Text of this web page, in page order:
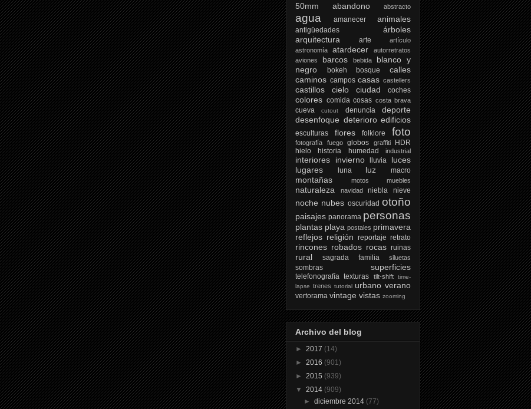
50mm
abandono abstracto
agua amanecer animales
antigüedades
árboles
arquitectura
arte
artículo
astronomía
atardecer
autorretratos
aviones
barcos bebida
blanco y
negro
bokeh bosque
calles
caminos campos casas castellers
castillos cielo ciudad coches
colores comida cosas costa brava
cueva cutout denuncia
deporte
desenfoque deterioro edificios
esculturas flores folklore foto
fotografía fuego globos graffiti
HDR
hielo
historia humedad industrial
interiores invierno lluvia
luces
lugares
luna luz macro
montañas motos muebles
naturaleza navidad niebla nieve
noche nubes oscuridad otoño
paisajes panorama personas
plantas playa postales primavera
reflejos religión reportaje retrato
rincones robados rocas ruinas
rural sagrada familia siluetas
sombras superficies
telefonografía texturas tilt-shift
time-
lapse trenes tutorial urbano verano
vertorama vintage vistas zooming
Archivo del blog
► 2017 (14)
► 2016 (901)
► 2015 (939)
▼ 2014 (909)
►diciembre 2014 (77)